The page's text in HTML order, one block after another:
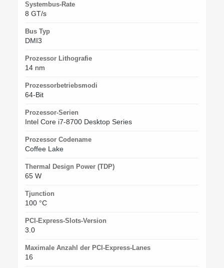
Systembus-Rate
8 GT/s
Bus Typ
DMI3
Prozessor Lithografie
14 nm
Prozessorbetriebsmodi
64-Bit
Prozessor-Serien
Intel Core i7-8700 Desktop Series
Prozessor Codename
Coffee Lake
Thermal Design Power (TDP)
65 W
Tjunction
100 °C
PCI-Express-Slots-Version
3.0
Maximale Anzahl der PCI-Express-Lanes
16